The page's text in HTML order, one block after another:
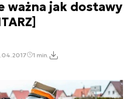
ważna jak dostawy
1 min.